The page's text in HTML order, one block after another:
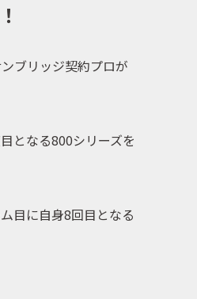
ブリッジ契約プロが
となる800シリーズを
目に自身8回目となる